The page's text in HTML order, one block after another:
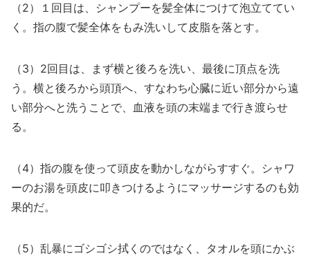
（2）１回目は、シャンプーを髪全体につけて泡立ててい
く。指の腹で髪全体をもみ洗いして皮脂を落とす。
（3）2回目は、まず横と後ろを洗い、最後に頂点を洗
う。横と後ろから頭頂へ、すなわち心臓に近い部分から遠
い部分へと洗うことで、血液を頭の末端まで行き渡らせ
る。
（4）指の腹を使って頭皮を動かしながらすすぐ。シャワ
ーのお湯を頭皮に叩きつけるようにマッサージするのも効
果的だ。
（5）乱暴にゴシゴシ拭くのではなく、タオルを頭にかぶ